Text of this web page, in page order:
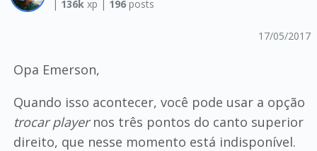
136kxp | 196posts
17/05/2017
Opa Emerson,
Quando isso acontecer, você pode usar a opção
trocar playernos três pontos do canto superior
direito, que nesse momento está indisponível.